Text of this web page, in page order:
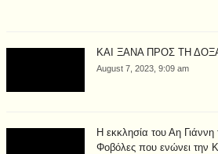
ΚΑΙ ΞΑΝΑ ΠΡΟΣ ΤΗ
August 7, 2023, 9:09 am
Η εκκλησία του Αη
Φοβόλες που ενώνει την